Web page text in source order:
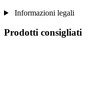
Informazioni legali
Prodotti consigliati